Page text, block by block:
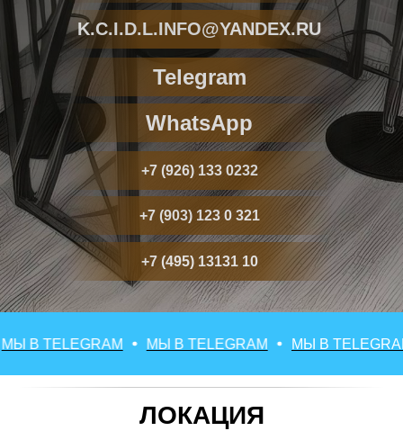
K.C.I.D.L.INFO@YANDEX.RU
Telegram
WhatsApp
+7 (926) 133 0232
+7 (903) 123 0 321
+7 (495) 13131 10
TELEGRAM МЫ В TELEGRAM МЫ В TELEGRAM
ЛОКАЦИЯ